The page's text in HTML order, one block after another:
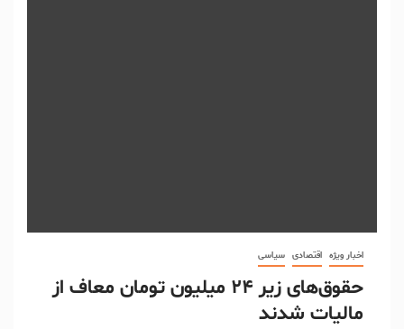
اخبار ویژه اقتصادی سیاسی
حقوق‌های زیر ٢۴ میلیون تومان معاف از
مالیات شدند